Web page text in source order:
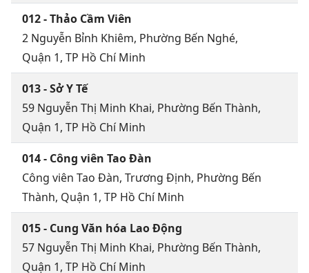
012 - Thảo Cầm Viên
2 Nguyễn Bỉnh Khiêm, Phường Bến Nghé,
Quận 1, TP Hồ Chí Minh
013 - Sở Y Tế
59 Nguyễn Thị Minh Khai, Phường Bến Thành,
Quận 1, TP Hồ Chí Minh
014 - Công viên Tao Đàn
Công viên Tao Đàn, Trương Định, Phường Bến
Thành, Quận 1, TP Hồ Chí Minh
015 - Cung Văn hóa Lao Động
57 Nguyễn Thị Minh Khai, Phường Bến Thành,
Quận 1, TP Hồ Chí Minh